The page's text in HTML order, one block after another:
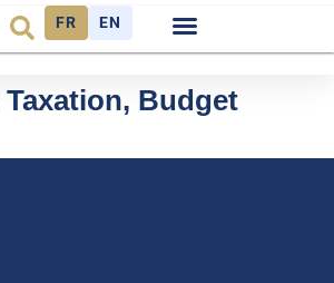
FR EN
Taxation, Budget